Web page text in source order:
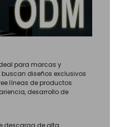
para marcas y
diseños exclusivos
líneas de productos
desarrollo de
descarga de alta